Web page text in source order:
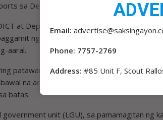
sa Department of Information and
at Department of Education (DepEd) na
ng social media, gayundin ang
aaral.
patawan ng P5 milyon hanggang P10
na account, habang P20 milyon
batas.
government unit (LGU), sa pamamagitan ng
Email:
Phone: 7757-2769
Address: #85 Unit F, Scout